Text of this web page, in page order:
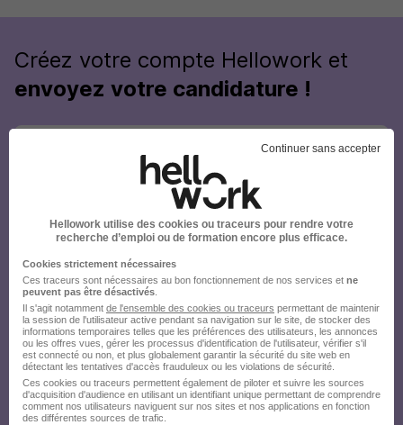
Créez votre compte Hellowork et
envoyez votre candidature !
Continuer sans accepter
Hellowork utilise des cookies ou traceurs pour rendre votre
recherche d’emploi ou de formation encore plus efficace.
Cookies strictement nécessaires
Ces traceurs sont nécessaires au bon fonctionnement de nos services et ne
peuvent pas être désactivés
Il s'agit notamment de l'ensemble des cookies ou traceurs permettant de maintenir
la session de l'utilisateur active pendant sa navigation sur le site, de stocker des
informations temporaires telles que les préférences des utilisateurs, les annonces
ou les offres vues, gérer les processus d'identification de l'utilisateur, vérifier s'il
est connecté ou non, et plus globalement garantir la sécurité du site web en
détectant les tentatives d'accès frauduleux ou les violations de sécurité.
Ces cookies ou traceurs permettent également de piloter et suivre les sources
d'acquisition d'audience en utilisant un identifiant unique permettant de comprendre
comment nos utilisateurs naviguent sur nos sites et nos applications en fonction
des différentes sources de trafic.